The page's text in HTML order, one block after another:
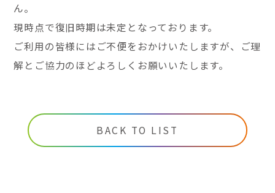
ん。
現時点で復旧時期は未定となっております。
ご利用の皆様にはご不便をおかけいたしますが、ご理
解とご協力のほどよろしくお願いいたします。
BACK TO LIST